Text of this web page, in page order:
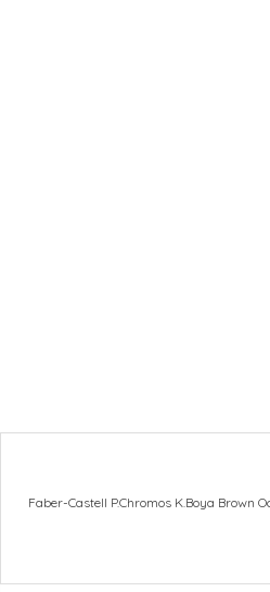
Faber-Castell P.Chromos K.Boya Brown